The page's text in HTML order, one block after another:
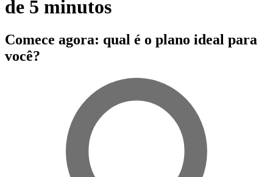
de 5 minutos
Comece agora: qual é o plano ideal para
você?